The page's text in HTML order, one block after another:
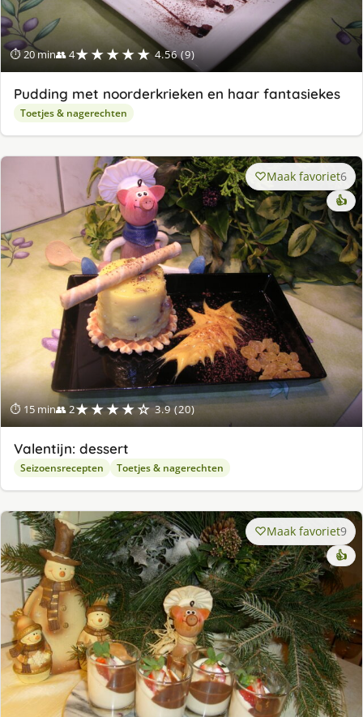
⏱ 20 min👥 4★★★★★ 4.56 (9)
Pudding met noorderkrieken en haar fantasiekes
Toetjes & nagerechten
⏱ 15 min👥 2★★★★☆ 3.9 (20)
Maak favoriet6
👍
Valentijn: dessert
Seizoensrecepten Toetjes & nagerechten
Maak favoriet9
👍